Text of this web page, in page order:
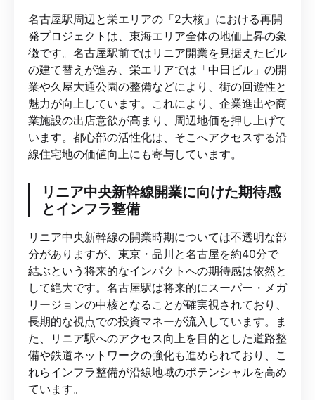
名古屋駅周辺と栄エリアの「2大核」における再開
発プロジェクトは、東海エリア全体の地価上昇の象
徴です。名古屋駅前ではリニア開業を見据えたビル
の建て替えが進み、栄エリアでは「中日ビル」の開
業や久屋大通公園の整備などにより、街の回遊性と
魅力が向上しています。これにより、企業進出や商
業施設の出店意欲が高まり、周辺地価を押し上げて
います。都心部の活性化は、そこへアクセスする沿
線住宅地の価値向上にも寄与しています。
リニア中央新幹線開業に向けた期待感
とインフラ整備
リニア中央新幹線の開業時期については不透明な部
分がありますが、東京・品川と名古屋を約40分で
結ぶという将来的なインパクトへの期待感は依然と
して絶大です。名古屋駅は将来的にスーパー・メガ
リージョンの中核となることが確実視されており、
長期的な視点での投資マネーが流入しています。ま
た、リニア駅へのアクセス向上を目的とした道路整
備や鉄道ネットワークの強化も進められており、こ
れらインフラ整備が沿線地域のポテンシャルを高め
ています。